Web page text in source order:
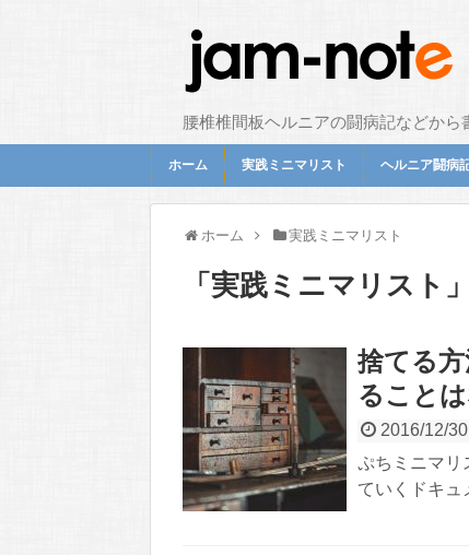
腰椎椎間板ヘルニアの闘病記などから
ホーム 実践ミニマリスト ヘルニア闘病
ホーム 実践ミニマリスト
「 実践ミニマリスト 」
捨てる
ること
2016/12/30
ぷちミニマリ
ていくドキュ